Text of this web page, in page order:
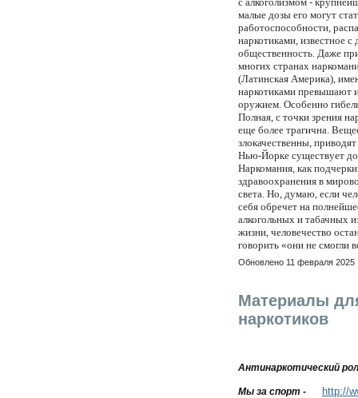
малые дозы его могут
работоспособности,
наркотиками, известное
общественность. Даже
многих странах
(Латинская Америка),
наркотиками превышают
оружием. Особенно
Полная, с точки зрения
еще более трагична.
злокачественны,
Нью-Йорке существует
Наркомания, как
здравоохранения в
света. Но, думаю, если
себя обречет на
алкогольных и табачных
жизни, человечество
говорить «они не смогли
Обновлено 11 февраля 2025
Материалы
наркотиков
Антинаркотический
Мы за спорт - http://